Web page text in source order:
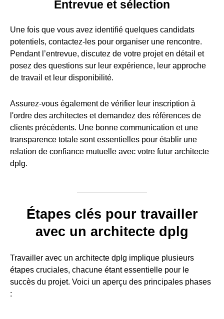
Entrevue et sélection
Une fois que vous avez identifié quelques candidats
potentiels, contactez-les pour organiser une rencontre.
Pendant l’entrevue, discutez de votre projet en détail et
posez des questions sur leur expérience, leur approche
de travail et leur disponibilité.
Assurez-vous également de vérifier leur inscription à
l'ordre des architectes et demandez des références de
clients précédents. Une bonne communication et une
transparence totale sont essentielles pour établir une
relation de confiance mutuelle avec votre futur architecte
dplg.
Étapes clés pour travailler
avec un architecte dplg
Travailler avec un architecte dplg implique plusieurs
étapes cruciales, chacune étant essentielle pour le
succès du projet. Voici un aperçu des principales phases
: